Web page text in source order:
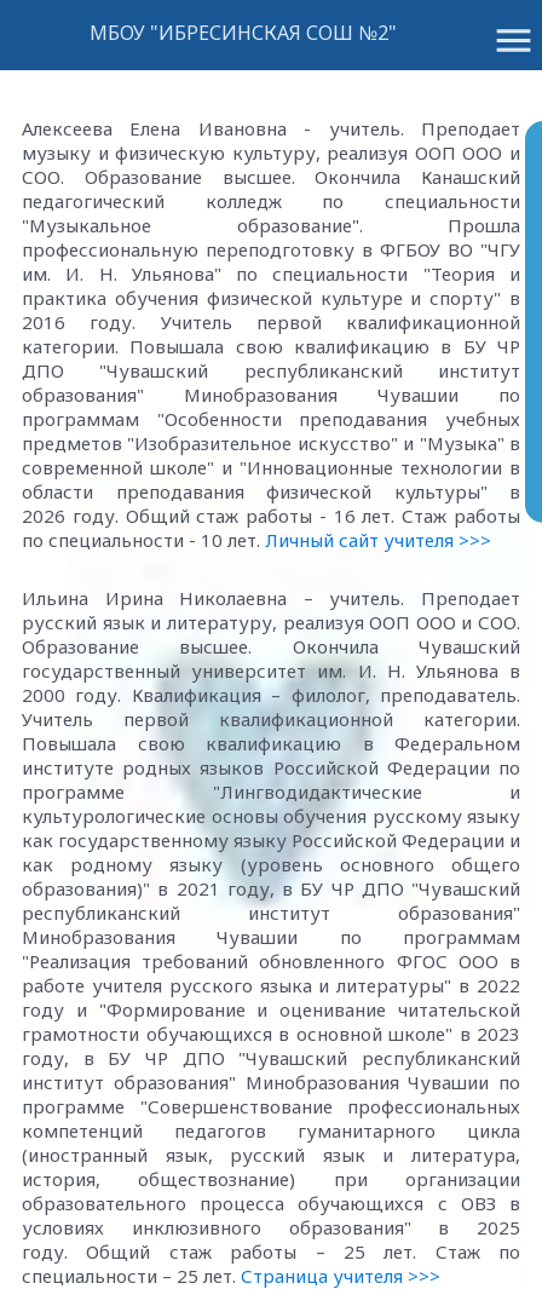
menu
МБОУ "ИБРЕСИНСКАЯ СОШ №2"
Алексеева Елена Ивановна - учитель. Преподает
музыку и физическую культуру, реализуя ООП ООО и
СОО. Образование высшее. Окончила Канашский
педагогический колледж по специальности
"Музыкальное образование". Прошла
профессиональную переподготовку в ФГБОУ ВО "ЧГУ
им. И. Н. Ульянова" по специальности "Теория и
практика обучения физической культуре и спорту" в
2016 году. Учитель первой квалификационной
категории. Повышала свою квалификацию в БУ ЧР
ДПО "Чувашский республиканский институт
образования" Минобразования Чувашии по
программам "Особенности преподавания учебных
предметов "Изобразительное искусство" и "Музыка" в
современной школе" и "Инновационные технологии в
области преподавания физической культуры" в
2026 году. Общий стаж работы - 16 лет. Стаж работы
по специальности - 10 лет. Личный сайт учителя >>>
Ильина Ирина Николаевна – учитель. Преподает
русский язык и литературу, реализуя ООП ООО и СОО.
Образование высшее. Окончила Чувашский
государственный университет им. И. Н. Ульянова в
2000 году. Квалификация – филолог, преподаватель.
Учитель первой квалификационной категории.
Повышала свою квалификацию в Федеральном
институте родных языков Российской Федерации по
программе "Лингводидактические и
культурологические основы обучения русскому языку
как государственному языку Российской Федерации и
как родному языку (уровень основного общего
образования)" в 2021 году, в БУ ЧР ДПО "Чувашский
республиканский институт образования"
Минобразования Чувашии по программам
"Реализация требований обновленного ФГОС ООО в
работе учителя русского языка и литературы" в 2022
году и "Формирование и оценивание читательской
грамотности обучающихся в основной школе" в 2023
году, в БУ ЧР ДПО "Чувашский республиканский
институт образования" Минобразования Чувашии по
программе "Совершенствование профессиональных
компетенций педагогов гуманитарного цикла
(иностранный язык, русский язык и литература,
история, обществознание) при организации
образовательного процесса обучающихся с ОВЗ в
условиях инклюзивного образования" в 2025
году. Общий стаж работы – 25 лет. Стаж по
специальности – 25 лет. Страница учителя >>>